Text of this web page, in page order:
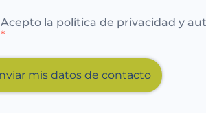
Acepto la política de privacidad y
*